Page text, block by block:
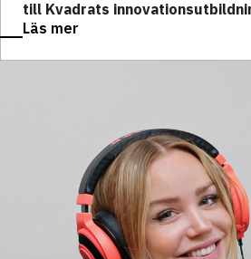
till Kvadrats
Läs mer